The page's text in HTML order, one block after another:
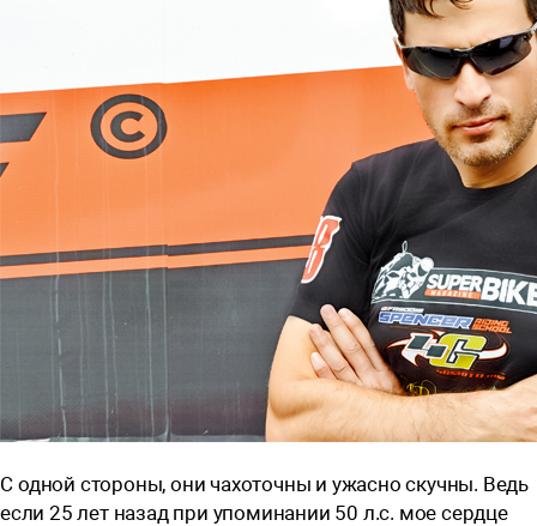
С одной стороны, они чахоточны и ужасно скучны. Ведь
если 25 лет назад при упоминании 50 л.с. мое сердце